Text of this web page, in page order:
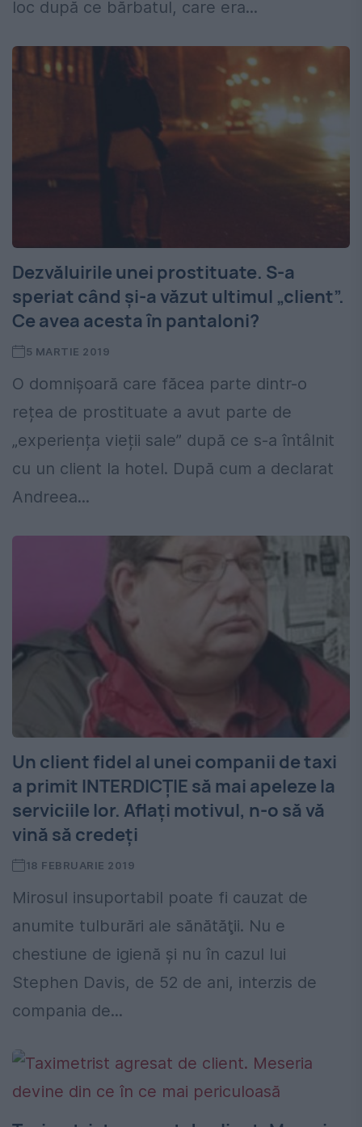
loc după ce bărbatul, care era...
Dezvăluirile unei prostituate. S-a
speriat când și-a văzut ultimul „client”.
Ce avea acesta în pantaloni?
5 MARTIE 2019
O domnișoară care făcea parte dintr-o
rețea de prostituate a avut parte de
„experiența vieții sale” după ce s-a întâlnit
cu un client la hotel. După cum a declarat
Andreea...
Un client fidel al unei companii de taxi
a primit INTERDICŢIE să mai apeleze la
serviciile lor. Aflaţi motivul, n-o să vă
vină să credeţi
18 FEBRUARIE 2019
Mirosul insuportabil poate fi cauzat de
anumite tulburări ale sănătăţii. Nu e
chestiune de igienă şi nu în cazul lui
Stephen Davis, de 52 de ani, interzis de
compania de...